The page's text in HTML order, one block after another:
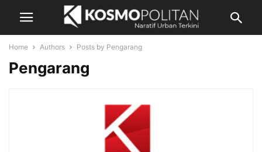
Home Authors Posts by Pengarang
Pengarang